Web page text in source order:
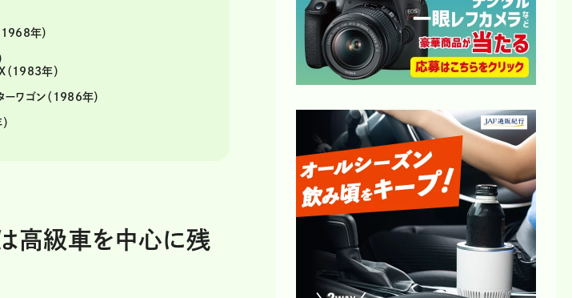
年）
1983年）
ワゴン（1986年）
高級車を中心に残